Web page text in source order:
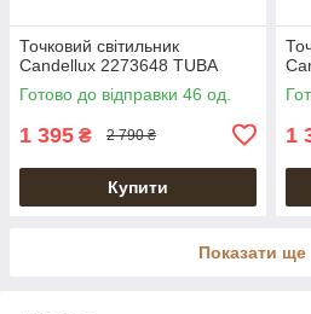
Точковий світильник
Candellux 2273648 TUBA
Готово до відправки 46 од.
1 395 ₴ 2 790 ₴
Купити
1
Показати ще